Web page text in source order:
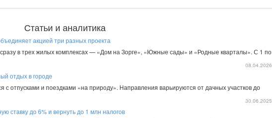
Статьи и аналитика
акцией три разных проекта
в трех жилых комплексах — «Дом на Зорге», «Южные сады» и «Родные кварталы». С 1 по
08.04.2026
отдых в городе
с отпусками и поездками «на природу». Направления варьируются от дачных участков до
30.06.2025
ставку до 6% и вернуть до 1 млн налогов